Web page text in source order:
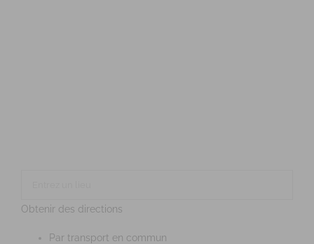
Obtenir des directions
Par transport en commun